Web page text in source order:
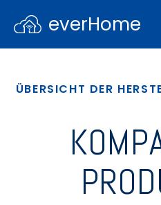
everHome
ÜBERSICHT DER